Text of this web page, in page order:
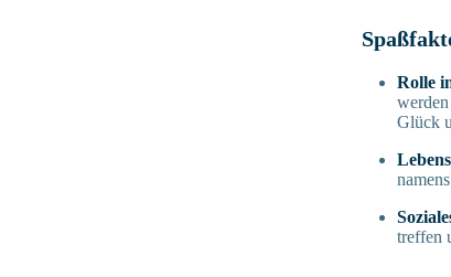
Rolle
Glück
treffen